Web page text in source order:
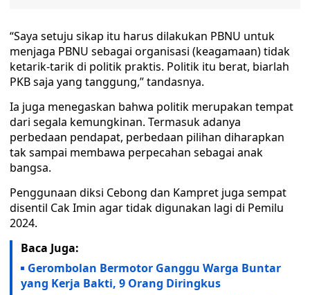
“Saya setuju sikap itu harus dilakukan PBNU untuk
menjaga PBNU sebagai organisasi (keagamaan) tidak
ketarik-tarik di politik praktis. Politik itu berat, biarlah
PKB saja yang tanggung,” tandasnya.
Ia juga menegaskan bahwa politik merupakan tempat
dari segala kemungkinan. Termasuk adanya
perbedaan pendapat, perbedaan pilihan diharapkan
tak sampai membawa perpecahan sebagai anak
bangsa.
Penggunaan diksi Cebong dan Kampret juga sempat
disentil Cak Imin agar tidak digunakan lagi di Pemilu
2024.
Baca Juga:
Gerombolan Bermotor Ganggu Warga Buntar
yang Kerja Bakti, 9 Orang Diringkus